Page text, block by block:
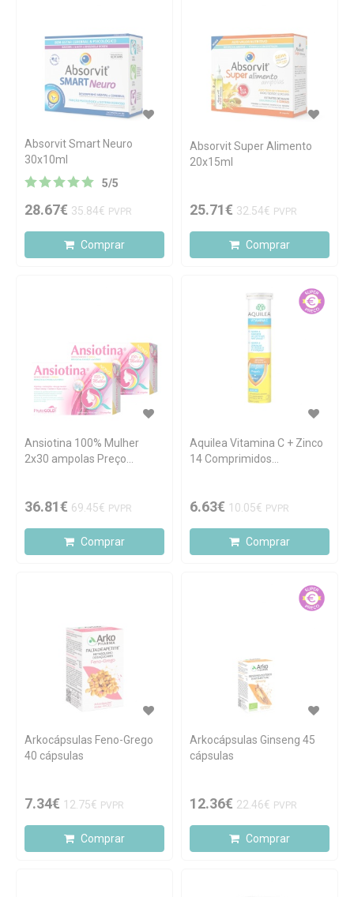
Absorvit Smart Neuro
30x10ml
5/5
28.67€ 35.84€ PVPR
Comprar
Absorvit Super Alimento
20x15ml
25.71€ 32.54€ PVPR
Comprar
Ansiotina 100% Mulher
2x30 ampolas Preço
36.81€ 69.45€ PVPR
Comprar
Aquilea Vitamina C + Zinco
14 Comprimidos
6.63€ 10.05€ PVPR
Comprar
Arkocápsulas Feno-Grego
40 cápsulas
7.34€ 12.75€ PVPR
Comprar
Arkocápsulas Ginseng 45
cápsulas
12.36€ 22.46€ PVPR
Comprar